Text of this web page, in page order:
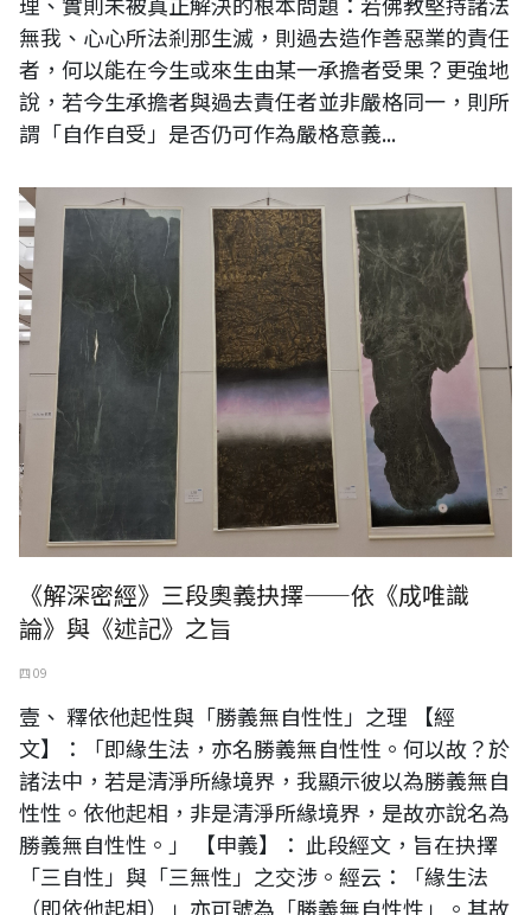
無我、心心所法剎那生滅，則過去造作善惡業的責任
者，何以能在今生或來生由某一承擔者受果？更強地
說，若今生承擔者與過去責任者並非嚴格同一，則所
謂「自作自受」是否仍可作為嚴格意義...
《解深密經》三段奧義抉擇——依《成唯識
論》與《述記》之旨
四 09
壹、 釋依他起性與「勝義無自性性」之理 【經
文】：「即緣生法，亦名勝義無自性性。何以故？於
諸法中，若是清淨所緣境界，我顯示彼以為勝義無自
性性。依他起相，非是清淨所緣境界，是故亦說名為
勝義無自性性。」 【申義】： 此段經文，旨在抉擇
「三自性」與「三無性」之交涉。經云：「緣生法
（即依他起相）」亦可號為「勝義無自性性」。其故